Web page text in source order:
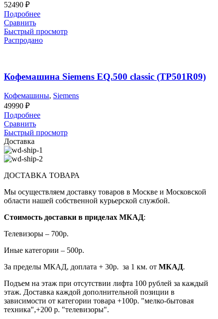
52490 ₽
Подробнее
Сравнить
Быстрый просмотр
Распродано
Кофемашина Siemens EQ.500 classic (TP501R09)
Кофемашины, Siemens
49990 ₽
Подробнее
Сравнить
Быстрый просмотр
Доставка
ДОСТАВКА ТОВАРА
Мы осуществляем доставку товаров в Москве и Московской
области нашей собственной курьерской службой.
Стоимость доставки в приделах МКАД:
Телевизоры – 700р.
Иные категории – 500р.
За пределы МКАД, доплата + 30р. за 1 км. от МКАД.
Подъем на этаж при отсутствии лифта 100 рублей за каждый
этаж. Доставка каждой дополнительной позиции в
зависимости от категории товара +100р. "мелко-бытовая
техника",+200 р. "телевизоры".